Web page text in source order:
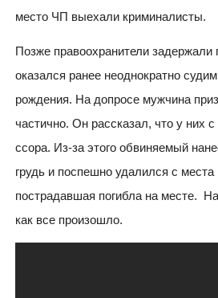
место ЧП выехали криминалисты.
Позже правоохранители задержали
оказался ранее неоднократно
рождения. На допросе мужчина
частично. Он рассказал, что у них
ссора. Из-за этого обвиняемый
грудь и поспешно удалился с
пострадавшая погибла на месте.
как все произошло.